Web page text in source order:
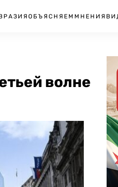
ОБЪЯСНЯЕМ МНЕНИЯ
волне